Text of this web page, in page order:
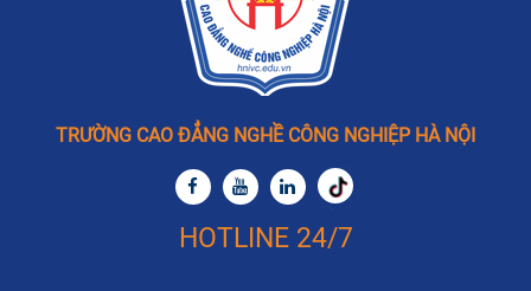
TRƯỜNG CAO ĐẲNG NGHỀ CÔNG NGHIỆP HÀ NỘI
HOTLINE 24/7